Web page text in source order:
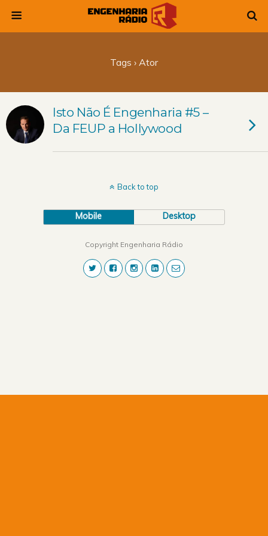
Tags › Ator
Isto Não É Engenharia #5 –
Da FEUP a Hollywood
Back to top
Mobile Desktop
Copyright Engenharia Rádio